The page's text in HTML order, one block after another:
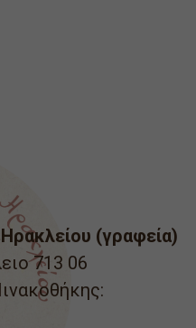
(γραφεία)
713 06